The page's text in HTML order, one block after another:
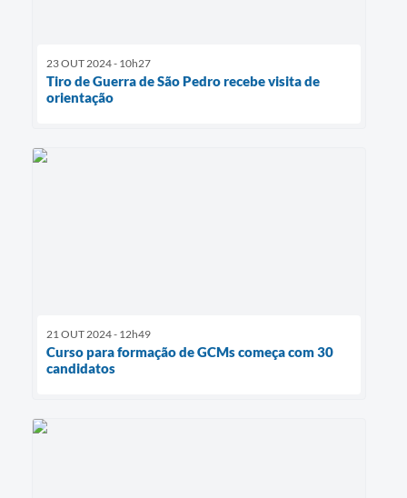
23 OUT 2024 - 10h27
Tiro de Guerra de São Pedro recebe visita de
orientação
21 OUT 2024 - 12h49
Curso para formação de GCMs começa com 30
candidatos